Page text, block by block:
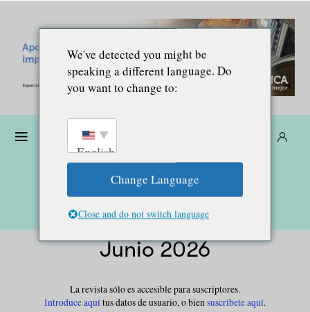
Junio 2026
La revista sólo es accesible parasuscriptores.
Introduce aquítus datos de usuario, o biensuscríbete aquí.
We've detected you might be
speaking a different language. Do
you want to change to:
English
Change Language
Close and do not switch language